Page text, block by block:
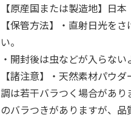
【原産国または製造地】日本
【保管方法】・直射日光を
い。
・開封後は虫などが入らな
【諸注意】・天然素材パウ
調は若干バラつく場合があ
のバラつきがありますが、品